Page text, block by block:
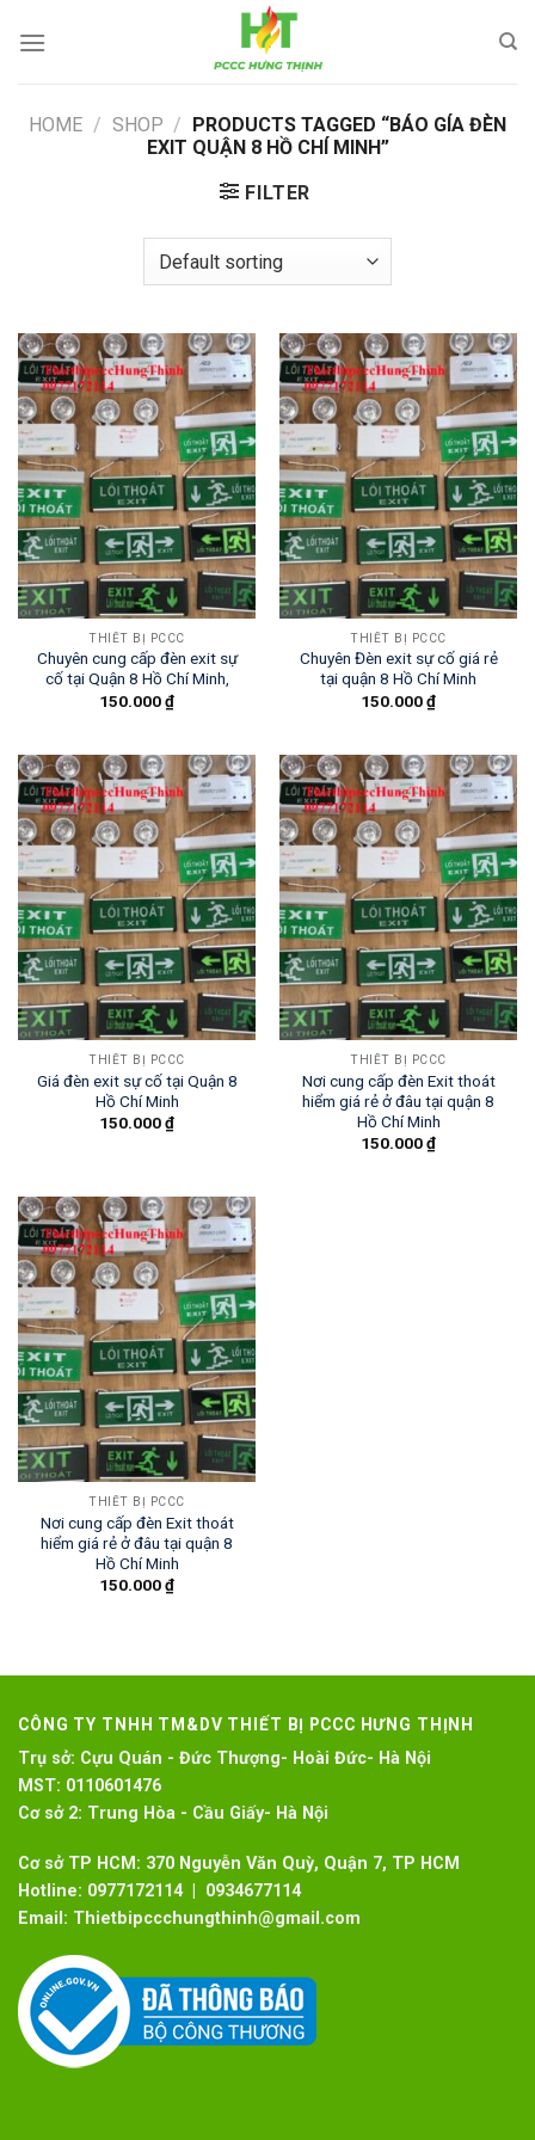
HOME / SHOP / PRODUCTS TAGGED “BÁO GÍA ĐÈN
EXIT QUẬN 8 HỒ CHÍ MINH”
FILTER
THIẾT BỊ PCCC
Chuyên cung cấp đèn exit sự
cố tại Quận 8 Hồ Chí Minh,
150.000₫
THIẾT BỊ PCCC
Chuyên Đèn exit sự cố giá rẻ
tại quận 8 Hồ Chí Minh
150.000₫
THIẾT BỊ PCCC
Giá đèn exit sự cố tại Quận 8
Hồ Chí Minh
150.000₫
THIẾT BỊ PCCC
Nơi cung cấp đèn Exit thoát
hiểm giá rẻ ở đâu tại quận 8
Hồ Chí Minh
150.000₫
THIẾT BỊ PCCC
Nơi cung cấp đèn Exit thoát
hiểm giá rẻ ở đâu tại quận 8
Hồ Chí Minh
150.000₫
CÔNG TY TNHH TM&DV THIẾT BỊ PCCC HƯNG THỊNH
Trụ sở: Cựu Quán - Đức Thượng- Hoài Đức- Hà Nội
MST: 0110601476
Cơ sở 2: Trung Hòa - Cầu Giấy- Hà Nội
Cơ sở TP HCM: 370 Nguyễn Văn Quỳ, Quận 7, TP HCM
Hotline: 0977172114 | 0934677114
Email: Thietbipccchungthinh@gmail.com